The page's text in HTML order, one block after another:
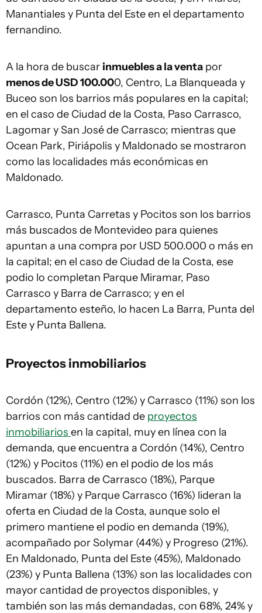
Manantiales y Punta del Este en el departamento
fernandino.
A la hora de buscar inmuebles a la venta por
menos de USD 100.000, Centro, La Blanqueada y
Buceo son los barrios más populares en la capital;
en el caso de Ciudad de la Costa, Paso Carrasco,
Lagomar y San José de Carrasco; mientras que
Ocean Park, Piriápolis y Maldonado se mostraron
como las localidades más económicas en
Maldonado.
Carrasco, Punta Carretas y Pocitos son los barrios
más buscados de Montevideo para quienes
apuntan a una compra por USD 500.000 o más en
la capital; en el caso de Ciudad de la Costa, ese
podio lo completan Parque Miramar, Paso
Carrasco y Barra de Carrasco; y en el
departamento esteño, lo hacen La Barra, Punta del
Este y Punta Ballena.
Proyectos inmobiliarios
Cordón (12%), Centro (12%) y Carrasco (11%) son los
barrios con más cantidad de proyectos
inmobiliarios en la capital, muy en línea con la
demanda, que encuentra a Cordón (14%), Centro
(12%) y Pocitos (11%) en el podio de los más
buscados. Barra de Carrasco (18%), Parque
Miramar (18%) y Parque Carrasco (16%) lideran la
oferta en Ciudad de la Costa, aunque solo el
primero mantiene el podio en demanda (19%),
acompañado por Solymar (44%) y Progreso (21%).
En Maldonado, Punta del Este (45%), Maldonado
(23%) y Punta Ballena (13%) son las localidades con
mayor cantidad de proyectos disponibles, y
también son las más demandadas, con 68%, 24% y